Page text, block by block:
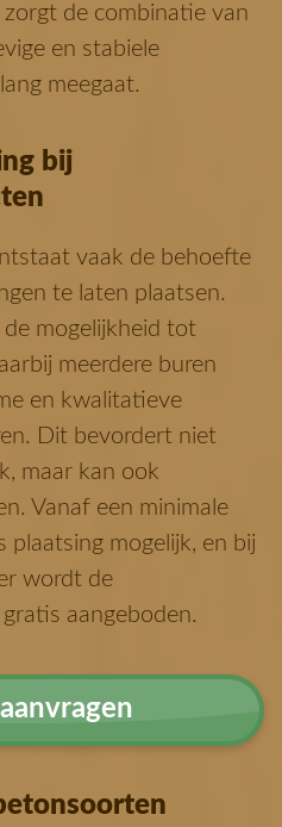
zorgt de combinatie van
en stabiele
meegaat.
bij
vaak de behoefte
te laten plaatsen.
mogelijkheid tot
meerdere buren
en kwalitatieve
Dit bevordert niet
maar kan ook
Vanaf een minimale
mogelijk, en bij
wordt de
aangeboden.